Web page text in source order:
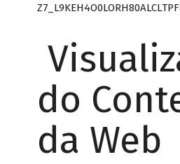
do
da Web